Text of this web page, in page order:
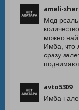
ameli-
Мод
можно
Имба, что
сразу
avto5309
Имба